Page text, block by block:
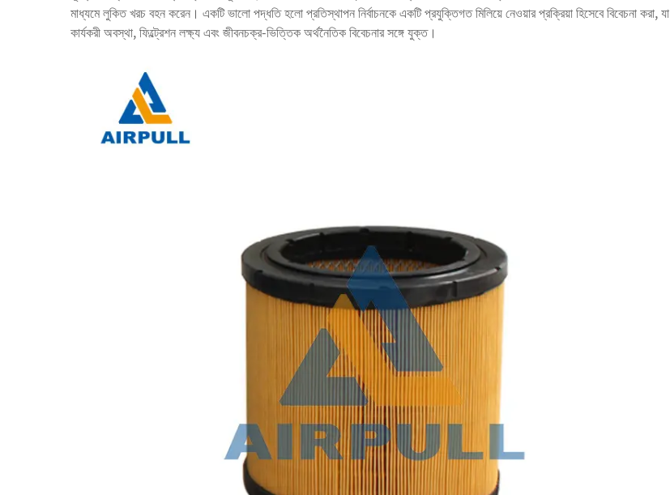
মাধ্যমে লুকিত খরচ বহন করেন। একটি ভালো পদ্ধতি হলো প্রতিস্থাপন নির্বাচনকে একটি প্রযুক্তিগত মিলিয়ে নেওয়ার প্রক্রিয়া হিসেবে বিবেচনা করা, যা
কার্যকরী অবস্থা, ফিল্ট্রেশন লক্ষ্য এবং জীবনচক্র-ভিত্তিক অর্থনৈতিক বিবেচনার সঙ্গে যুক্ত।